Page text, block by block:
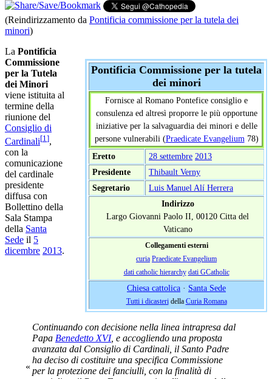
(Reindirizzamento da Pontificia commissione per la tutela dei
minori)
Pontificia Commissione per la tutela
dei minori
Fornisce al Romano Pontefice consiglio e
consulenza ed altresì proporre le più opportune
iniziative per la salvaguardia dei minori e delle
persone vulnerabili (Praedicate Evangelium 78)
Eretto
28 settembre 2013
Presidente
Thibault Verny
Segretario
Luis Manuel Alí Herrera
Indirizzo
Largo Giovanni Paolo II, 00120 Citta del
Vaticano
Collegamenti esterni
curia Praedicate Evangelium
dati catholic hierarchy dati GCatholic
Chiesa cattolica · Santa Sede
Tutti i dicasteridella Curia Romana
La Pontificia
Commissione
per la Tutela
dei Minori
viene istituita al
termine della
riunione del
Consiglio di
Cardinali[1 ],
con la
comunicazione
del cardinale
presidente
diffusa con
Bollettino della
Sala Stampa
della Santa
Sede il 5
dicembre 2013.
«
Continuando con decisione nella linea intrapresa dal
Papa Benedetto XVI, e accogliendo una proposta
avanzata dal Consiglio di Cardinali, il Santo Padre
ha deciso di costituire una specifica Commissione
per la protezione dei fanciulli, con la finalità di